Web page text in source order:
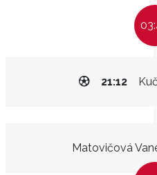
21:12
Matovičová